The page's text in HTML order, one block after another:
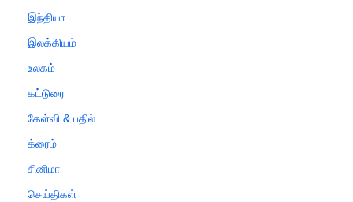
இந்தியா
இலக்கியம்
உலகம்
கட்டுரை
கேள்வி & பதில்
க்ரைம்
சினிமா
செய்திகள்